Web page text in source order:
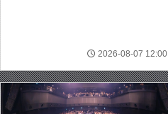
2026-08-07 12:00